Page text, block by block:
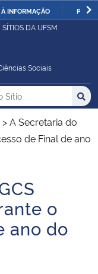
INFORMAÇÃO
SÍTIOS DA UFSM
Sociais
no no Sítio
>A Secretaria do
de Final de ano
o
ano do